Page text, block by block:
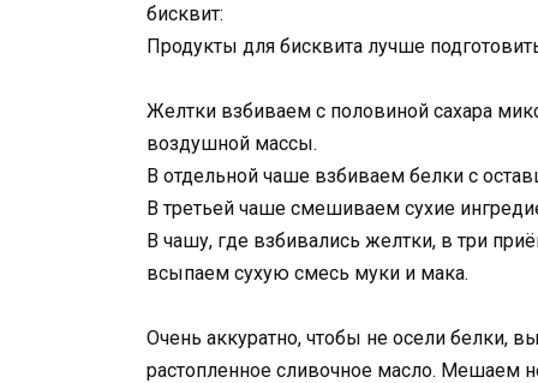
бисквит:
Продукты для бисквита лучше
Желтки взбиваем с половиной сахара
воздушной массы.
В отдельной чаше взбиваем белки с
В третьей чаше смешиваем сухие
В чашу, где взбивались желтки, в три
всыпаем сухую смесь муки и мака.
Очень аккуратно, чтобы не осели белки,
растопленное сливочное масло. Мешаем